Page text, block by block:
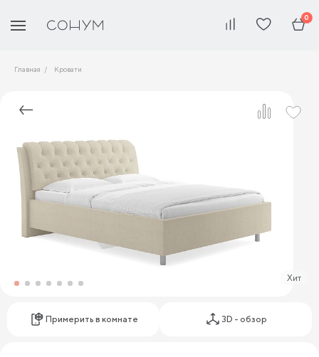
0
Главная Кровати
Хит
Примерить в комнате 3D - обзор